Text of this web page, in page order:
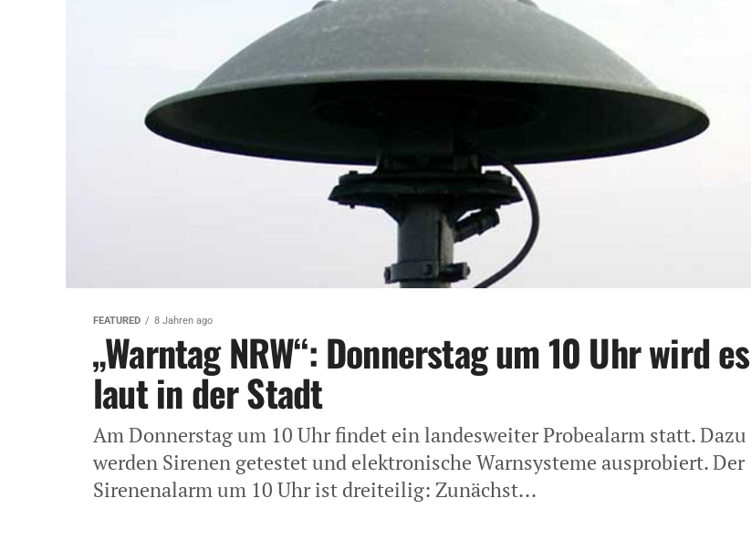
FEATURED 8 Jahren ago
„Warntag NRW“: Donnerstag um 10 Uhr wird es
laut in der Stadt
Am Donnerstag um 10 Uhr findet ein landesweiter Probealarm statt. Dazu
werden Sirenen getestet und elektronische Warnsysteme ausprobiert. Der
Sirenenalarm um 10 Uhr ist dreiteilig: Zunächst...